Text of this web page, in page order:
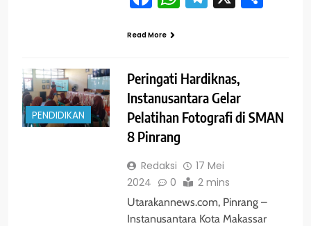
Read More
PENDIDIKAN
Peringati Hardiknas,
Instanusantara Gelar
Pelatihan Fotografi di SMAN
8 Pinrang
Redaksi
17 Mei
2024
0 2 mins
Utarakannews.com, Pinrang –
Instanusantara Kota Makassar